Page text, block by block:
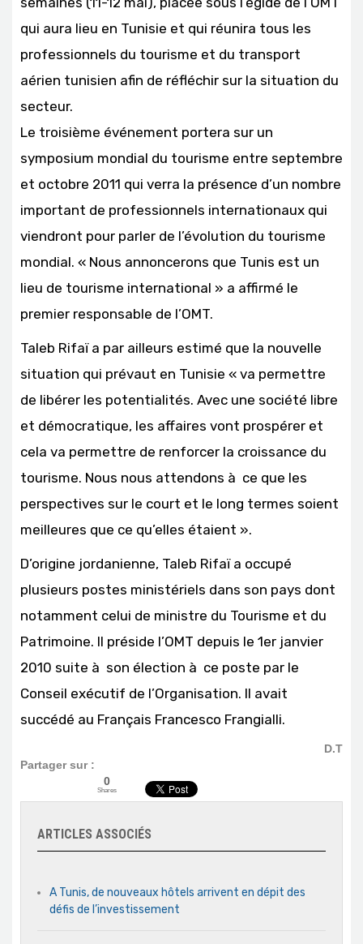
qui aura lieu en Tunisie et qui réunira tous les
professionnels du tourisme et du transport
aérien tunisien afin de réfléchir sur la situation du
secteur.
Le troisième événement portera sur un
symposium mondial du tourisme entre septembre
et octobre 2011 qui verra la présence d’un nombre
important de professionnels internationaux qui
viendront pour parler de l’évolution du tourisme
mondial. « Nous annoncerons que Tunis est un
lieu de tourisme international » a affirmé le
premier responsable de l’OMT.
Taleb Rifaï a par ailleurs estimé que la nouvelle
situation qui prévaut en Tunisie « va permettre
de libérer les potentialités. Avec une société libre
et démocratique, les affaires vont prospérer et
cela va permettre de renforcer la croissance du
tourisme. Nous nous attendons à ce que les
perspectives sur le court et le long termes soient
meilleures que ce qu’elles étaient ».
D’origine jordanienne, Taleb Rifaï a occupé
plusieurs postes ministériels dans son pays dont
notamment celui de ministre du Tourisme et du
Patrimoine. Il préside l’OMT depuis le 1er janvier
2010 suite à son élection à ce poste par le
Conseil exécutif de l’Organisation. Il avait
succédé au Français Francesco Frangialli.
D.T
Partager sur :
0
Shares
ARTICLES ASSOCIÉS
A Tunis, de nouveaux hôtels arrivent en dépit des
défis de l’investissement